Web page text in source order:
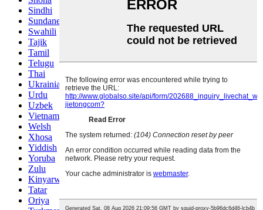
Sindhi
Sundanese
Swahili
Tajik
Tamil
Telugu
Thai
Ukrainian
Urdu
Uzbek
Vietnamese
Welsh
Xhosa
Yiddish
Yoruba
Zulu
Kinyarwanda
Tatar
Oriya